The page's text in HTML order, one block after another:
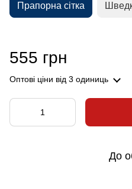
Прапорна сітка
555 грн
Оптові ціни від 3 одиниць
До